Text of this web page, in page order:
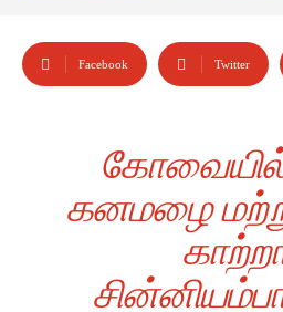
Facebook Twitter
கனமழை